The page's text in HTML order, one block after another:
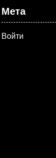
Мета
Войти